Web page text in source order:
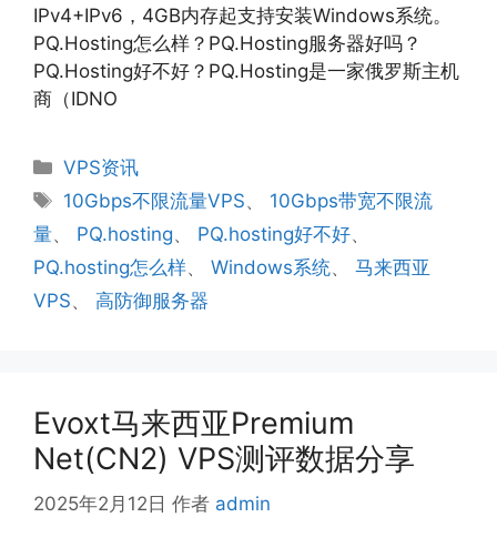
IPv4+IPv6，4GB内存起支持安装Windows系统。
PQ.Hosting怎么样？PQ.Hosting服务器好吗？
PQ.Hosting好不好？PQ.Hosting是一家俄罗斯主机
商（IDNO
分
类
VPS资讯
标
签
10Gbps不限流量VPS、 10Gbps带宽不限流
量、 PQ.hosting、 PQ.hosting好不好、
PQ.hosting怎么样、 Windows系统、 马来西亚
VPS、 高防御服务器
Evoxt马来西亚Premium
Net(CN2) VPS测评数据分享
2025年2月12日 作者 admin